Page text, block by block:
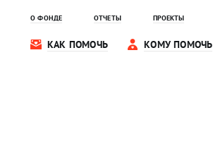
О ФОНДЕ ОТЧЕТЫ ПРОЕКТЫ
КАК ПОМОЧЬ КОМУ ПОМОЧЬ